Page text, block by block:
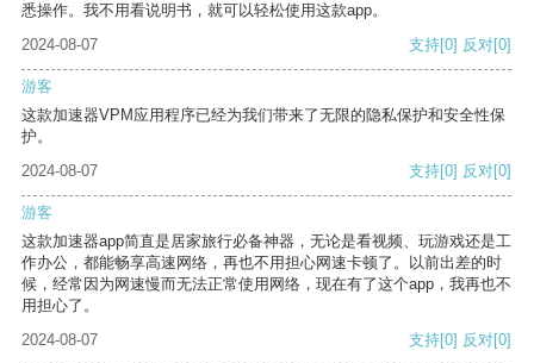
悉操作。我不用看说明书，就可以轻松使用这款app。
2024-08-07
支持[0] 反对[0]
游客
这款加速器VPM应用程序已经为我们带来了无限的隐私保护和安全性保
护。
2024-08-07
支持[0] 反对[0]
游客
这款加速器app简直是居家旅行必备神器，无论是看视频、玩游戏还是工
作办公，都能畅享高速网络，再也不用担心网速卡顿了。以前出差的时
候，经常因为网速慢而无法正常使用网络，现在有了这个app，我再也不
用担心了。
2024-08-07
支持[0] 反对[0]